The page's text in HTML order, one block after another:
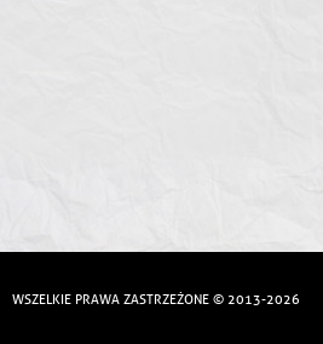
WSZELKIE PRAWA ZASTRZEŻONE © 2013-2026